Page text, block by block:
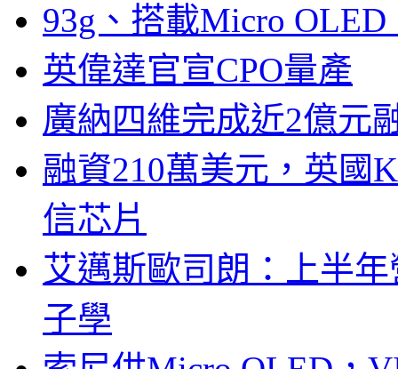
93g、搭載Micro
英偉達官宣CPO量產
廣納四維完成近2億元
融資210萬美元，英國
信芯片
艾邁斯歐司朗：上半
子學